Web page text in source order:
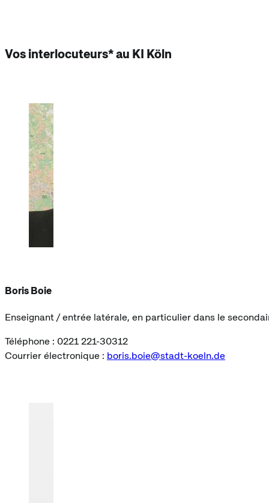
Vos interlocuteurs* au KI Köln
Boris Boie
Enseignant / entrée latérale, en particulier dans le
Téléphone : 0221 221-30312
Courrier électronique : boris.boie@stadt-koeln.de